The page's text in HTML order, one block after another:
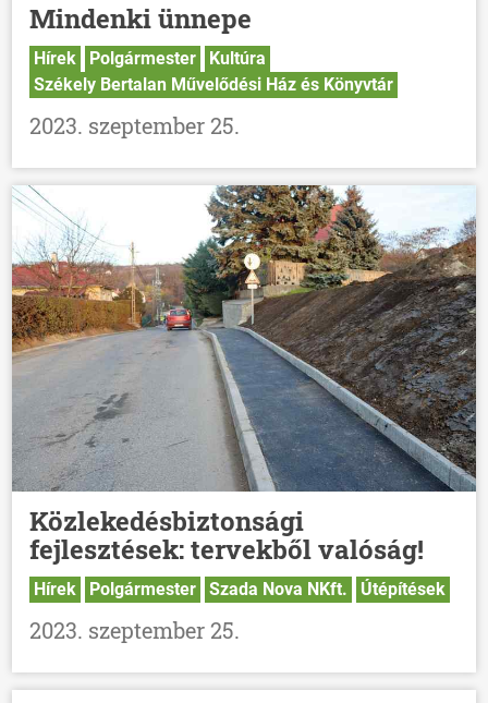
Mindenki ünnepe
Hírek Polgármester
Kultúra
Székely Bertalan Művelődési Ház és Könyvtár
2023. szeptember 25.
Közlekedésbiztonsági
fejlesztések: tervekből valóság!
Hírek Polgármester Szada Nova NKft. Útépítések
2023. szeptember 25.